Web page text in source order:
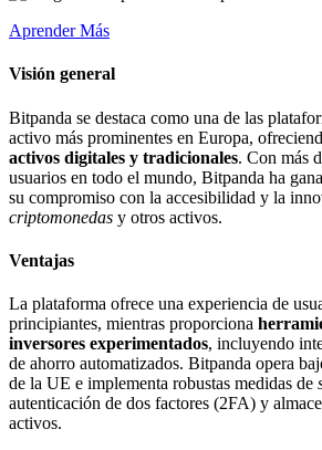
Aprender Más
Visión general
Bitpanda se destaca como una de las
activo más prominentes en Europa,
activos digitales y tradicionales. Con más
usuarios en todo el mundo, Bitpanda ha
su compromiso con la accesibilidad y la
criptomonedas y otros activos.
Ventajas
La plataforma ofrece una experiencia de
principiantes, mientras proporciona
inversores experimentados, incluyendo
de ahorro automatizados. Bitpanda opera
de la UE e implementa robustas medidas de
autenticación de dos factores (2FA) y
activos.